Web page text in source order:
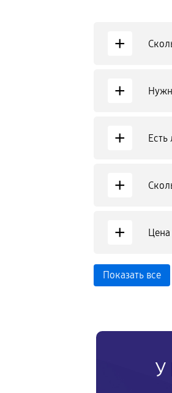
+
+
+ Есть
+
+
Показать все
У